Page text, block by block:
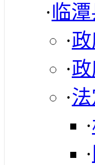
·临
·
·
·
·
·